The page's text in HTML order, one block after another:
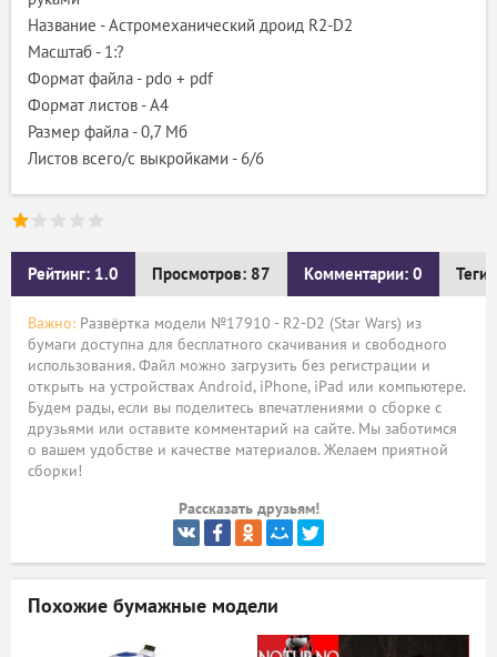
Название - Астромеханический дроид R2-D2
Масштаб - 1:?
Формат файла - pdo + pdf
Формат листов - A4
Размер файла - 0,7 Мб
Листов всего/с выкройками - 6/6
Рейтинг: 1.0 Просмотров: 87 Комментарии: 0 Теги:
Важно: Развёртка модели №17910 - R2-D2 (Star Wars) из
бумаги доступна для бесплатного скачивания и свободного
использования. Файл можно загрузить без регистрации и
открыть на устройствах Android, iPhone, iPad или компьютере.
Будем рады, если вы поделитесь впечатлениями о сборке с
друзьями или оставите комментарий на сайте. Мы заботимся
о вашем удобстве и качестве материалов. Желаем приятной
сборки!
Рассказать друзьям!
Похожие бумажные модели